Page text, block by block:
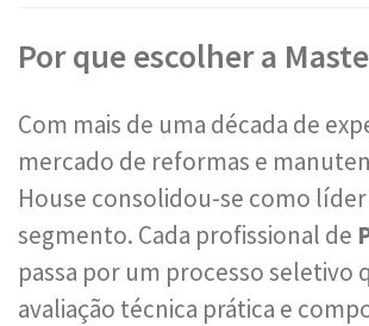
Por que escolher a
Com mais de uma década de
mercado de reformas e
House consolidou-se como
segmento. Cada profissional de
passa por um processo seletivo
avaliação técnica prática e